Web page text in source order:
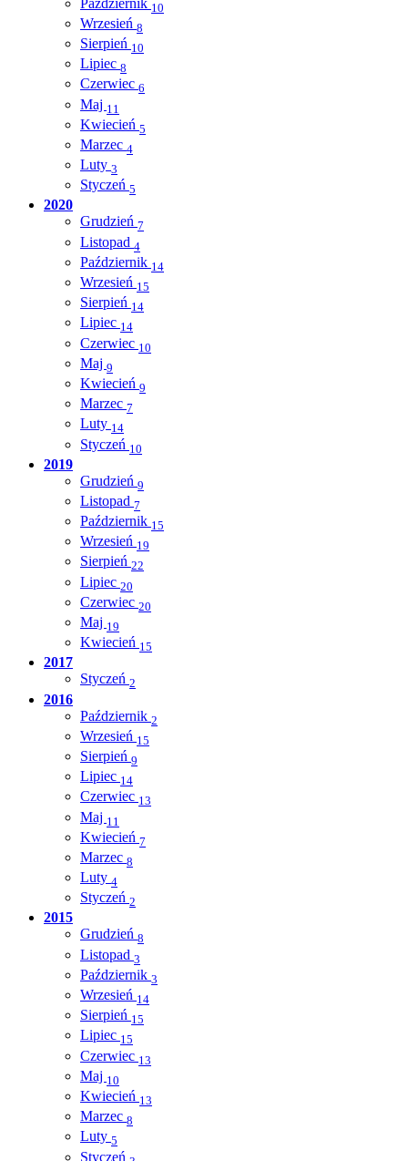
10
Wrzesień 8
Sierpień 10
Lipiec 8
Czerwiec 6
Maj 11
Kwiecień 5
Marzec 4
Luty 3
Styczeń 5
2020
Grudzień 7
Listopad 4
Październik 14
Wrzesień 15
Sierpień 14
Lipiec 14
Czerwiec 10
Maj 9
Kwiecień 9
Marzec 7
Luty 14
Styczeń 10
2019
Grudzień 9
Listopad 7
Październik 15
Wrzesień 19
Sierpień 22
Lipiec 20
Czerwiec 20
Maj 19
Kwiecień 15
2017
Styczeń 2
2016
Październik 2
Wrzesień 15
Sierpień 9
Lipiec 14
Czerwiec 13
Maj 11
Kwiecień 7
Marzec 8
Luty 4
Styczeń 2
2015
Grudzień 8
Listopad 3
Październik 3
Wrzesień 14
Sierpień 15
Lipiec 15
Czerwiec 13
Maj 10
Kwiecień 13
Marzec 8
Luty 5
Styczeń